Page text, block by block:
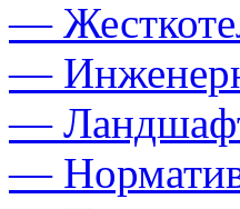
—
—
—
—